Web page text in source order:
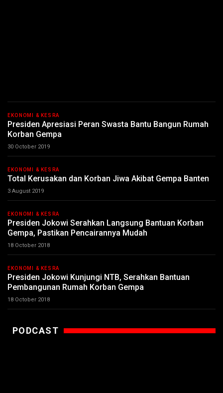
EKONOMI & KESRA
Presiden Apresiasi Peran Swasta Bantu Bangun Rumah
Korban Gempa
30 October 2019
EKONOMI & KESRA
Total Kerusakan dan Korban Jiwa Akibat Gempa Banten
3 August 2019
EKONOMI & KESRA
Presiden Jokowi Serahkan Langsung Bantuan Korban
Gempa, Pastikan Pencairannya Mudah
18 October 2018
EKONOMI & KESRA
Presiden Jokowi Kunjungi NTB, Serahkan Bantuan
Pembangunan Rumah Korban Gempa
18 October 2018
PODCAST